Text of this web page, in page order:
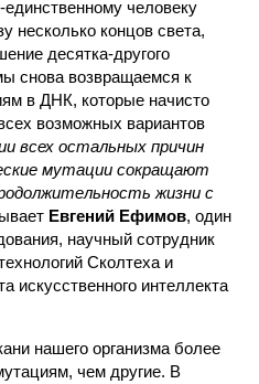
человеку
несколько концов света,
десятка-другого
снова возвращаемся к
в ДНК, которые начисто
возможных вариантов
всех остальных причин
мутации сокращают
жизни с
Евгений Ефимов, один
научный сотрудник
Сколтеха и
искусственного интеллекта
нашего организма более
чем другие. В